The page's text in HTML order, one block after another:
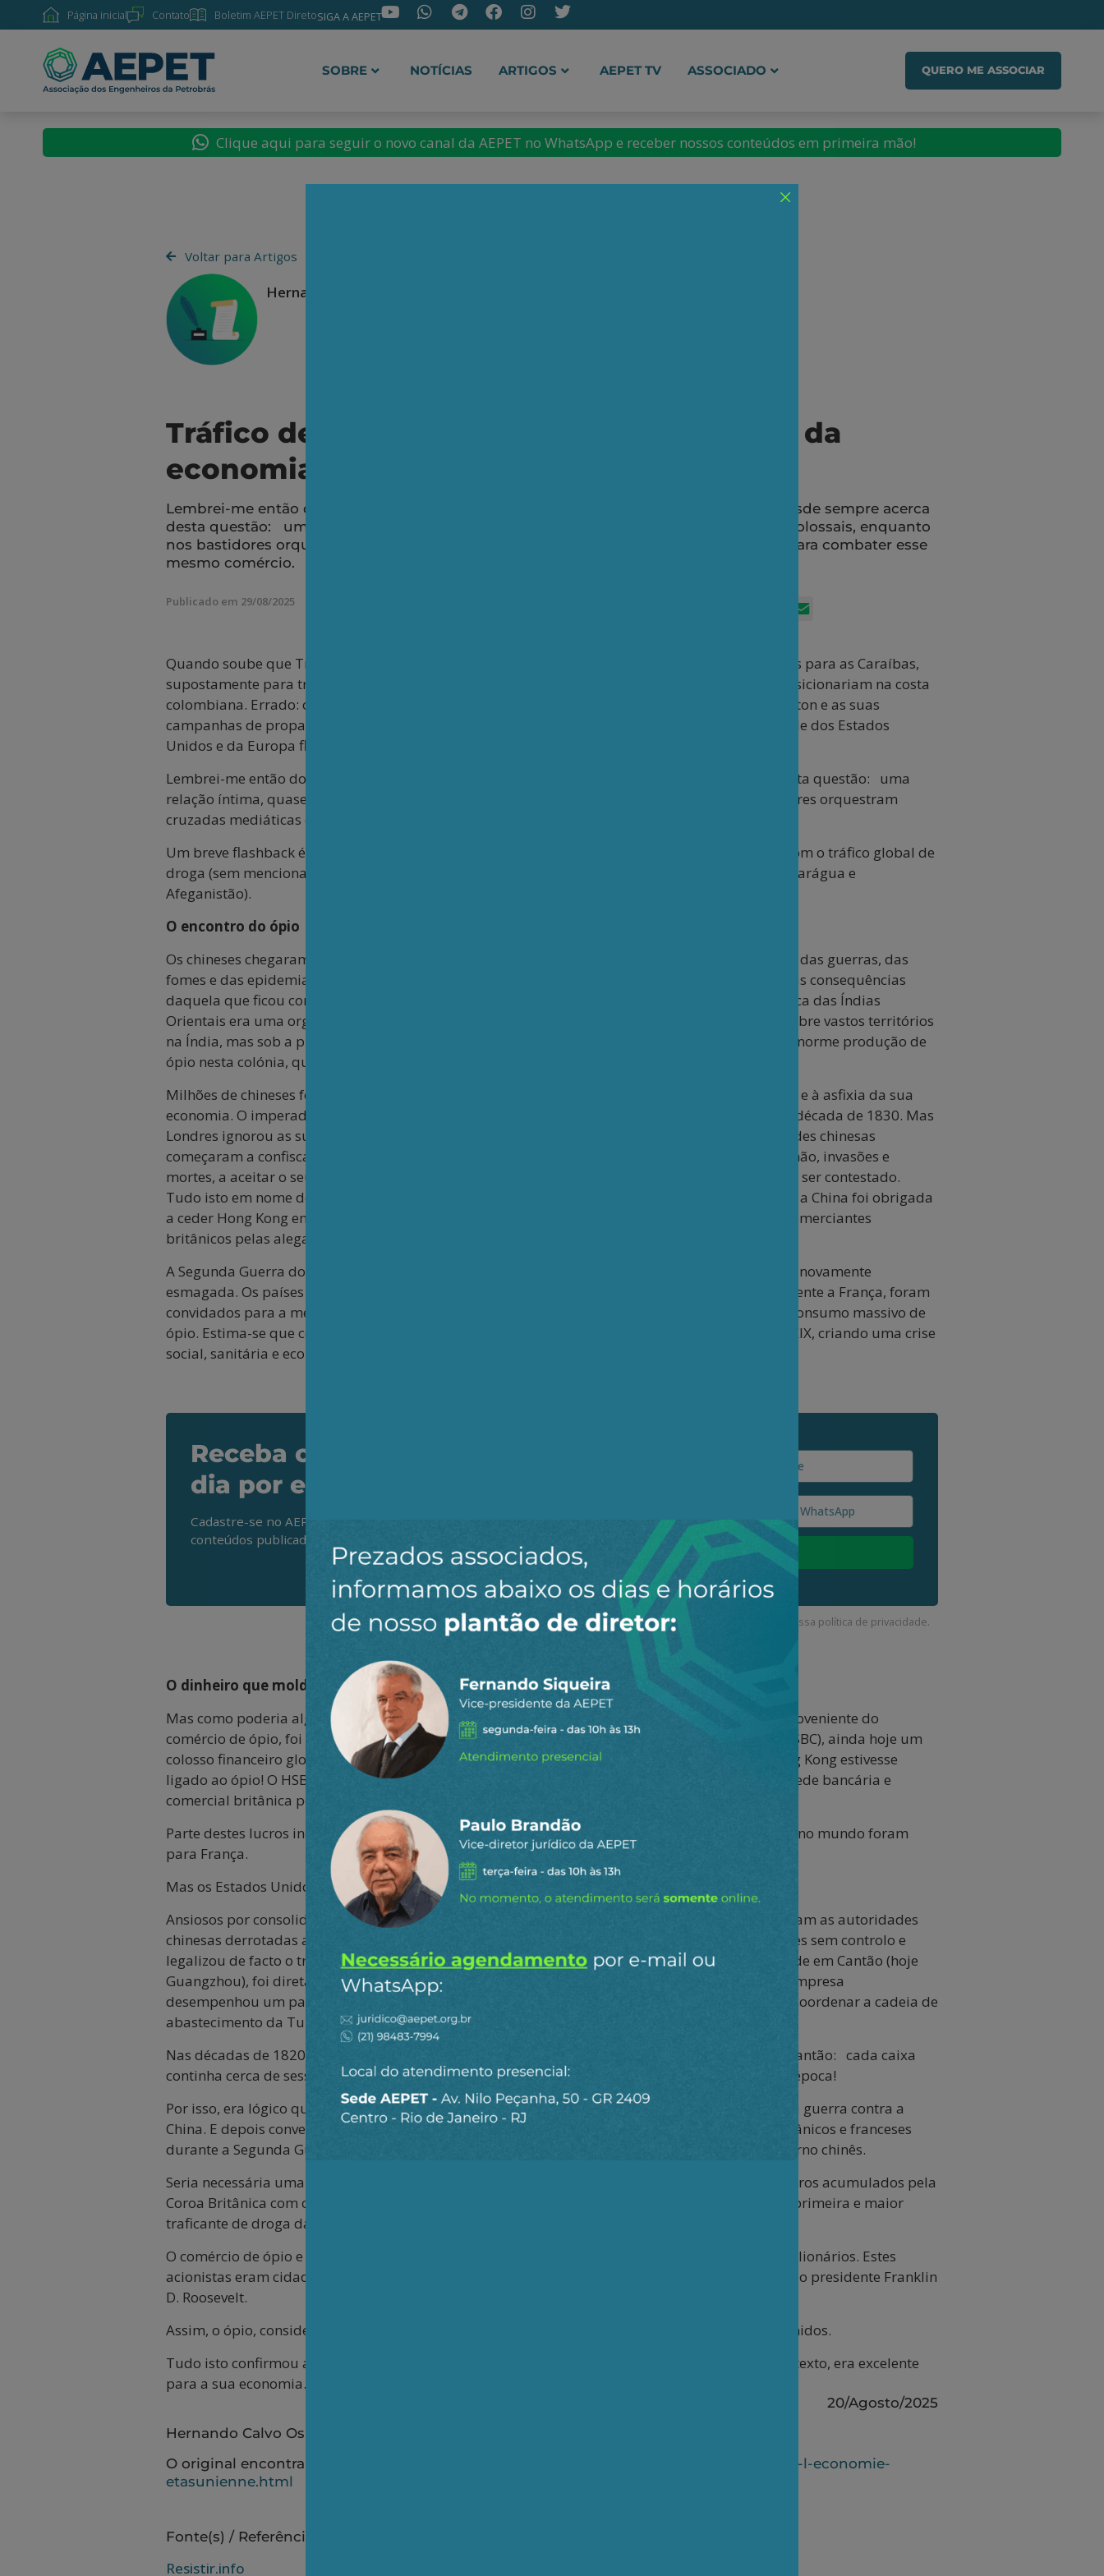
Página inicial Contato Boletim AEPET DiretoSIGA A AEPET
SOBRE NOTÍCIAS ARTIGOS AEPET TV ASSOCIADO QUERO ME ASSOCIAR
Clique aqui para seguir o novo canal da AEPET no WhatsApp e receber nossos conteúdos em primeira mão!
Voltar para Artigos
Hernando Calvo Ospina
Tráfico de droga: uma das forças motrizes da
economia dos EUA
Lembrei-me então da dupla linguagem que o governo dos Estados Unidos manteve desde sempre acerca
desta questão: uma relação íntima, quase carnal, com o narcotráfico e os seus lucros colossais, enquanto
nos bastidores orquestram cruzadas mediáticas e guerras estrondosas supostamente para combater esse
mesmo comércio.
Publicado em 29/08/2025 FacebookLinkedIn
Quando soube que Trump queria enviar uma flotilha de navios de guerra e milhares de fuzileiros para as Caraíbas,
supostamente para travar o fluxo de cocaína para o seu país, imaginei imediatamente que se posicionariam na costa
colombiana. Errado: o objetivo não era outro senão sitiar a Venezuela. Porque, segundo Washington e as suas
campanhas de propaganda, seria da pátria bolivariana que os venenos que devastam a juventude dos Estados
Unidos e da Europa fluiriam em torrentes inesgotáveis.
Lembrei-me então do duplo critério que o governo dos Estados Unidos sempre manteve sobre esta questão: uma
relação íntima, quase carnal, com o narcotráfico e os seus lucros colossais, enquanto nos bastidores orquestram
cruzadas mediáticas e guerras estrondosas supostamente para combater esse mesmo comércio.
Um breve flashback é suficiente para recordar o primeiro romance apaixonado de Washington com o tráfico global de
droga (sem mencionar as relações acesas posteriores no Vietname, Laos, Camboja, Colômbia, Nicarágua e
Afeganistão).
O encontro do ópio
Os chineses chegaram aos Estados Unidos em grande número em meados do século XIX. Fugiam das guerras, das
fomes e das epidemias, fruto do apetite económico do Império Britânico. Em particular, fugiam às consequências
daquela que ficou conhecida como a Primeira Guerra do Ópio (1839-1842). A Companhia Britânica das Índias
Orientais era uma organização semi-estatal com colossais poderes militares e administrativos sobre vastos territórios
na Índia, mas sob a plena autoridade da Coroa Britânica. A Companhia tinha estabelecido uma enorme produção de
ópio nesta colónia, que introduziu na China, criando assim um gigantesco mercado tóxico.
Milhões de chineses foram escravizados pelas drogas, levando à desintegração da sua sociedade e à asfixia da sua
economia. O imperador, ciente do desastre, tentou restringir o comércio e o consumo no final da década de 1830. Mas
Londres ignorou as suas proibições e continuou a inundar o país. Quando, em 1839, as autoridades chinesas
começaram a confiscar os carregamentos, a Rainha Vitória obrigou os chineses, com tiros de canhão, invasões e
mortes, a aceitar o seu consumo: os lucros iriam fortalecer a economia britânica, e tal não podia ser contestado.
Tudo isto em nome do que já estava a ser apelidado de "livre comércio". Derrotada e humilhada, a China foi obrigada
a ceder Hong Kong em 1842, a abrir vários dos seus portos aos comerciantes e a compensar os comerciantes
britânicos pelas alegadas perdas económicas sofridas durante a guerra.
A Segunda Guerra do Ópio (1856-1860) foi apenas uma repetição ainda mais brutal: a China foi novamente
esmagada. Os países ocidentais que tinham apoiado Londres neste conflito desigual, principalmente a França, foram
convidados para a mesa das negociações. O governo chinês foi obrigado a continuar a tolerar o consumo massivo de
ópio. Estima-se que cerca de 40 milhões de chineses tenham sido viciados até ao final do século XIX, criando uma crise
social, sanitária e económica sem precedentes. E, espera-se, impossível de ser reproduzida.
Receba os destaques do
dia por e-mail
Cadastre-se no AEPET Direto para receber os principais
conteúdos publicados em nosso site.
Ao clicar em “Cadastrar” você aceita receber nossos e-mails e concorda com a nossa política de privacidade.
O dinheiro que molda o mundo
Mas como poderia alguém abdicar de tais lucros? Em 1865, para gerir a inundação de capital proveniente do
comércio de ópio, foi fundado em Hong Kong o Hongkong and Shanghai Banking Corporation (HSBC), ainda hoje um
colosso financeiro global, com sede em Londres. Estima-se que 70% do tráfego marítimo de Hong Kong estivesse
ligado ao ópio! O HSBC não só lavou fortunas incalculáveis, como também ajudou a expandir a rede bancária e
comercial britânica por toda a Ásia, que ainda hoje influencia a economia global.
Parte destes lucros incalculáveis ​​deixados pelo vício de drogas de milhões de pessoas na China e no mundo foram
para França.
Mas os Estados Unidos também tiveram a sua quota-parte, sem participar militarmente.
Ansiosos por consolidar o seu papel de potência em ascensão, os americanos, por sua vez, forçaram as autoridades
chinesas derrotadas a assinar o Tratado de Wanghia em 1844, que abriu os portos a comerciantes sem controlo e
legalizou de facto o tráfico de ópio. A Russell & Company, uma casa comercial americana com sede em Cantão (hoje
Guangzhou), foi diretamente beneficiada. Especializada no comércio de chá, seda e... ópio, esta empresa
desempenhou um papel importante no tráfico e na venda de ópio indiano na China, chegando a coordenar a cadeia de
abastecimento da Turquia.
Nas décadas de 1820 e 1830, ela trouxe cerca de 1 500 caixas de ópio por ano para a região de Cantão: cada caixa
continha cerca de sessenta quilos. Ou seja, dois milhões de dólares, uma enorme fortuna para a época!
Por isso, era lógico que a Russell & Company dessem total apoio aos britânicos no lançamento da guerra contra a
China. E depois convencessem o presidente Franklin Pierce a dar total apoio diplomático aos britânicos e franceses
durante a Segunda Guerra do Ópio, ao mesmo tempo que pressionavam e chantageavam o governo chinês.
Seria necessária uma imaginação sem limites e muitos números para calcular a extensão dos lucros acumulados pela
Coroa Britânica com o tráfico de ópio, sob a liderança de Sua Majestade Vitória, que se tornou a primeira e maior
traficante de droga da história da humanidade.
O comércio de ópio e a pilhagem da China tornaram os acionistas da Russell & Company multimilionários. Estes
acionistas eram cidadãos americanos proeminentes e respeitados, como Warren Delano Jr., avô do presidente Franklin
D. Roosevelt.
Assim, o ópio, considerado como ouro, engordava também os cofres das finanças dos Estados Unidos.
Tudo isto confirmou aos Estados Unidos que fazer guerras e saquear pessoas, sob qualquer pretexto, era excelente
para a sua economia.
20/Agosto/2025
Hernando Calvo Ospina - Jornalista e escritor colombiano, radicado em França.
O original encontra-se em
www.legrandsoir.info/le-trafic-de-drogue-un-des-moteurs-de-l-economie-
etasunienne.html
Fonte(s) / Referência(s):
Resistir.info